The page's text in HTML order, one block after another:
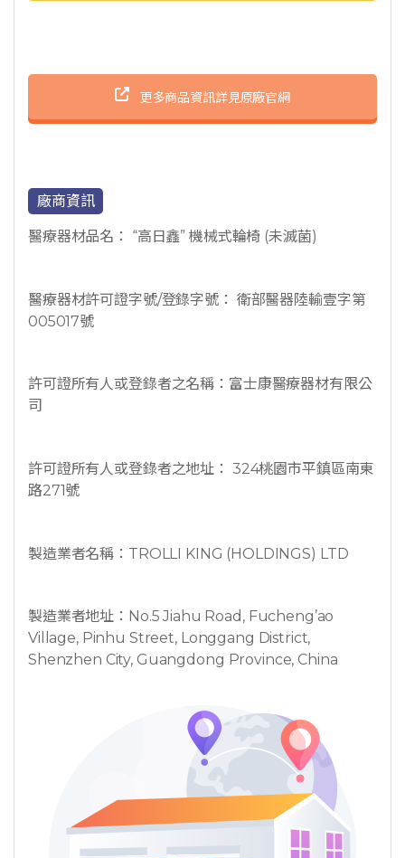
更多商品資訊詳見原廠官網
廠商資訊
醫療器材品名： “高日鑫” 機械式輪椅 (未滅菌)
醫療器材許可證字號/登錄字號： 衛部醫器陸輸壹字第
005017號
許可證所有人或登錄者之名稱：富士康醫療器材有限公
司
許可證所有人或登錄者之地址： 324桃園市平鎮區南東
路271號
製造業者名稱：TROLLI KING (HOLDINGS) LTD
製造業者地址：No.5 Jiahu Road, Fucheng’ao
Village, Pinhu Street, Longgang District,
Shenzhen City, Guangdong Province, China